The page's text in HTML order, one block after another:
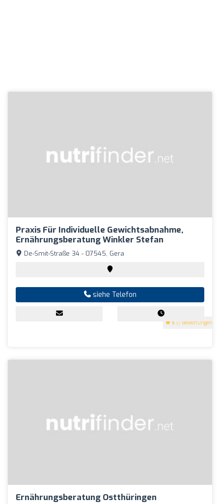
Praxis Für Individuelle Gewichtsabnahme,
Ernährungsberatung Winkler Stefan
5 (1 Bewertungen)
De-Smit-Straße 34 - 07545, Gera
siehe Telefon
Ernährungsberatung Ostthüringen